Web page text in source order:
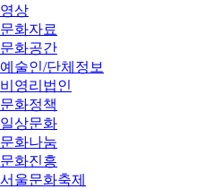
영상
문화자료
문화공간
예술인/단체정보
비영리법인
문화정책
일상문화
문화나눔
문화진흥
서울문화축제